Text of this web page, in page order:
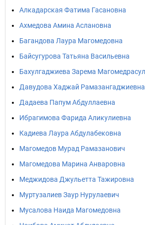
Алкадарская Фатима Гасановна
Ахмедова Амина Аслановна
Багандова Лаура Магомедовна
Байсугурова Татьяна Васильевна
Бахулгаджиева Зарема
Давудова Хаджай Рамазангаджиевна
Дадаева Папум Абдуллаевна
Ибрагимова Фарида Аликулиевна
Кадиева Лаура Абдулабековна
Магомедов Мурад Рамазанович
Магомедова Марина Анваровна
Меджидова Джульетта Тажировна
Муртузалиев Заур Нурулаевич
Мусалова Наида Магомедовна